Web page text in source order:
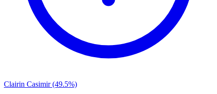
Clairin Casimir (49.5%)